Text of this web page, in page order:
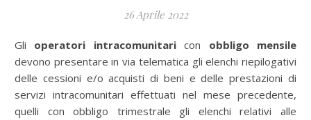
26 Aprile 2022
Gli operatori intracomunitaricon obbligo mensile
devono presentare in via telematica gli elenchi riepilogativi
delle cessioni e/o acquisti di beni e delle prestazioni di
servizi intracomunitari effettuati nel mese precedente,
quelli con obbligo trimestrale gli elenchi relativi alle